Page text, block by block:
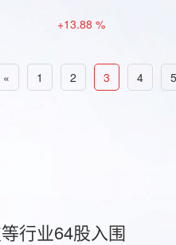
+13.88 %
« 1 2 3 4 5
行业64股入围